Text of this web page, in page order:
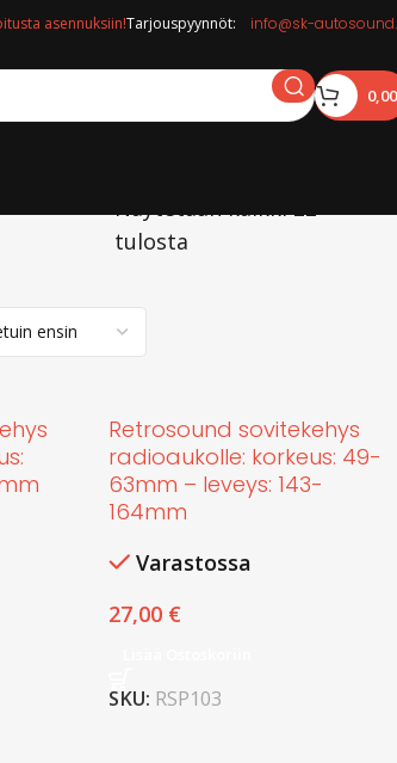
asennuksiin!Tarjouspyynnöt: info@sk-
Näytetään kaikki 22
tulosta
Retrosound sovitekehys
radioaukolle: korkeus: 49-
63mm – leveys: 143-
164mm
Varastossa
27,00 €
SKU: RSP103